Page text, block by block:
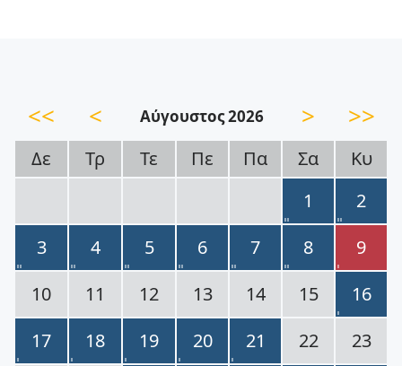
<< < Αύγουστος 2026 > >>
Δε Τρ Τε Πε Πα Σα
Κυ
1
2
3
4 5 6 7 8
9
10
11 12 13 14 15
16
17
18 19 20 21 22
23